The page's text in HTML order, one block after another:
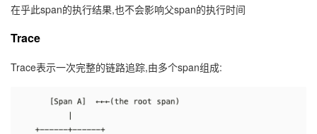
在乎此span的执行结果,也不会影响父span的执行时间
Trace
Trace表示一次完整的链路追踪,由多个span组成: